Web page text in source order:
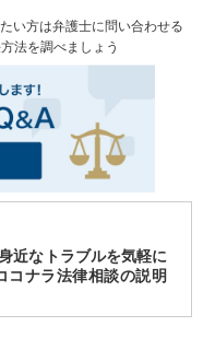
い方は弁護士に問い合わせる
法を調べましょう
近なトラブルを気軽に
コナラ法律相談の説明